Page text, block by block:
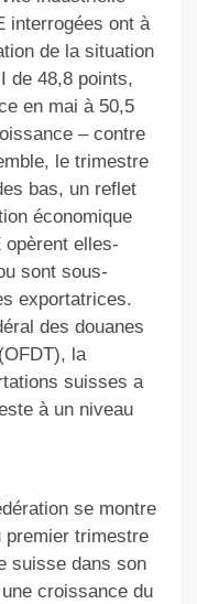
interrogées ont à
de la situation
de 48,8 points,
en mai à 50,5
– contre
le trimestre
bas, un reflet
économique
opèrent elles-
sont sous-
exportatrices.
des douanes
la
suisses a
à un niveau
se montre
premier trimestre
suisse dans son
croissance du